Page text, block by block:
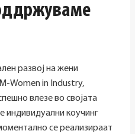
развој на жени
Women in Industry,
влезе во својата
индивидуални коучинг
се реализираат